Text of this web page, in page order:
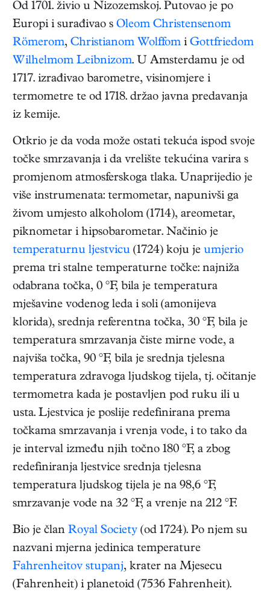
Od 1701. živio u Nizozemskoj. Putovao je po
Europi i surađivao s Oleom Christensenom
Römerom, Christianom Wolffom i Gottfriedom
Wilhelmom Leibnizom. U Amsterdamu je od
1717. izrađivao barometre, visinomjere i
termometre te od 1718. držao javna predavanja
iz kemije.
Otkrio je da voda može ostati tekuća ispod svoje
točke smrzavanja i da vrelište tekućina varira s
promjenom atmosferskoga tlaka. Unaprijedio je
više instrumenata: termometar, napunivši ga
živom umjesto alkoholom (1714), areometar,
piknometar i hipsobarometar. Načinio je
temperaturnu ljestvicu (1724) koju je umjerio
prema tri stalne temperaturne točke: najniža
odabrana točka, 0 °F, bila je temperatura
mješavine vodenog leda i soli (amonijeva
klorida), srednja referentna točka, 30 °F, bila je
temperatura smrzavanja čiste mirne vode, a
najviša točka, 90 °F, bila je srednja tjelesna
temperatura zdravoga ljudskog tijela, tj. očitanje
termometra kada je postavljen pod ruku ili u
usta. Ljestvica je poslije redefinirana prema
točkama smrzavanja i vrenja vode, i to tako da
je interval između njih točno 180 °F, a zbog
redefiniranja ljestvice srednja tjelesna
temperatura ljudskog tijela je na 98,6 °F,
smrzavanje vode na 32 °F, a vrenje na 212 °F.
Bio je član Royal Society (od 1724). Po njem su
nazvani mjerna jedinica temperature
Fahrenheitov stupanj, krater na Mjesecu
(Fahrenheit) i planetoid (7536 Fahrenheit).